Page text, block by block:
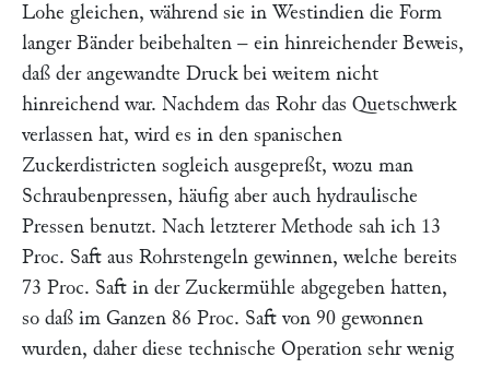
Lohe gleichen, während sie in Westindien die Form
langer Bänder beibehalten – ein hinreichender Beweis,
daß der angewandte Druck bei weitem nicht
hinreichend war. Nachdem das Rohr das Quetschwerk
verlassen hat, wird es in den spanischen
Zuckerdistricten sogleich ausgepreßt, wozu man
Schraubenpressen, häufig aber auch hydraulische
Pressen benutzt. Nach letzterer Methode sah ich 13
Proc. Saft aus Rohrstengeln gewinnen, welche bereits
73 Proc. Saft in der Zuckermühle abgegeben hatten,
so daß im Ganzen 86 Proc. Saft von 90 gewonnen
wurden, daher diese technische Operation sehr wenig